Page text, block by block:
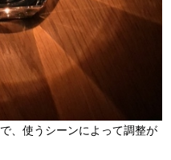
、使うシーンによって調整が